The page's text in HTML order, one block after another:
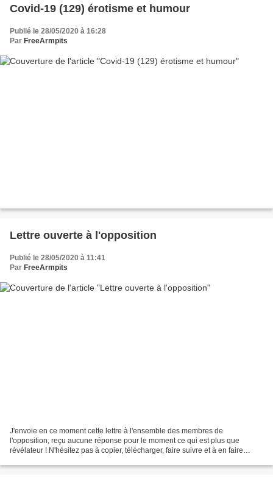
Covid-19 (129) érotisme et humour
Publié le 28/05/2020 à 16:28
Par FreeArmpits
Lettre ouverte à l'opposition
Publié le 28/05/2020 à 11:41
Par FreeArmpits
J'envoie en ce moment cette lettre à l'ensemble des membres de
l'opposition, reçu aucune réponse pour le moment ce qui est plus que
révélateur ! N'hésitez pas à copier, télécharger, faire suivre et à en faire